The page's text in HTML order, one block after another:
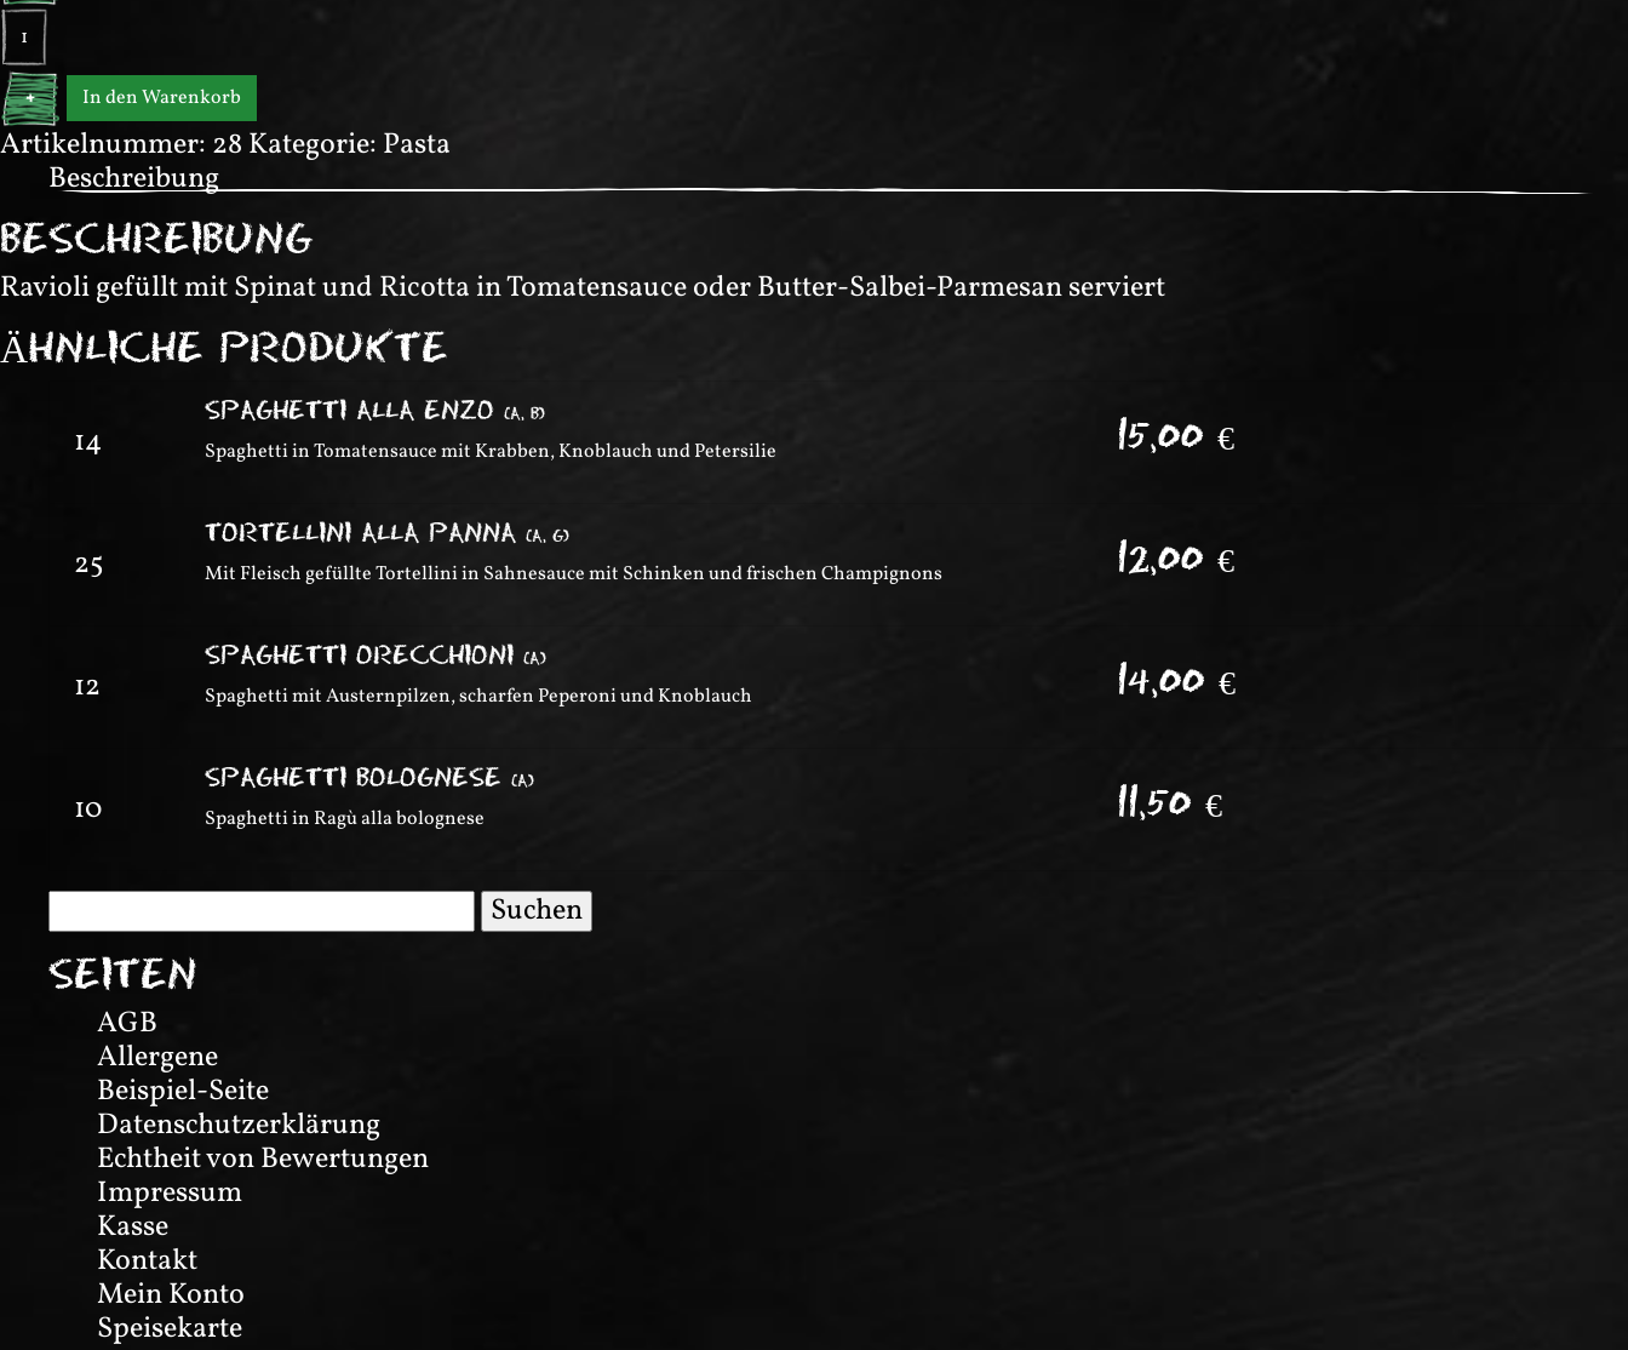
Ravioli
Menge
+ In den Warenkorb
Artikelnummer: 28 Kategorie: Pasta
Beschreibung
BESCHREIBUNG
Ravioli gefüllt mit Spinat und Ricotta in Tomatensauce oder Butter-Salbei-Parmesan serviert
ÄHNLICHE PRODUKTE
14
SPAGHETTI ALLA ENZO (A, B)
Spaghetti in Tomatensauce mit Krabben, Knoblauch und Petersilie 15,00€
25
TORTELLINI ALLA PANNA (A, G)
Mit Fleisch gefüllte Tortellini in Sahnesauce mit Schinken und frischen Champignons 12,00€
12
SPAGHETTI ORECCHIONI (A)
Spaghetti mit Austernpilzen, scharfen Peperoni und Knoblauch 14,00€
10
SPAGHETTI BOLOGNESE (A)
Spaghetti in Ragù alla bolognese 11,50€
nach:
SEITEN
AGB
Allergene
Beispiel-Seite
Datenschutzerklärung
Echtheit von Bewertungen
Impressum
Kasse
Kontakt
Mein Konto
Speisekarte